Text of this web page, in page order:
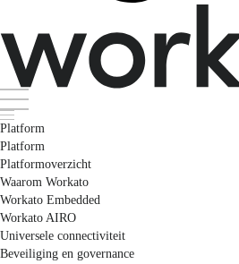
Platform
Platform
Platformoverzicht
Waarom Workato
Workato Embedded
Workato AIRO
Universele connectiviteit
Beveiliging en governance